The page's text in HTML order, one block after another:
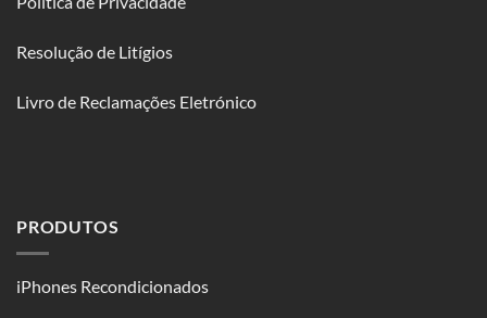
Resolução de Litígios
Livro de Reclamações Eletrónico
PRODUTOS
iPhones Recondicionados